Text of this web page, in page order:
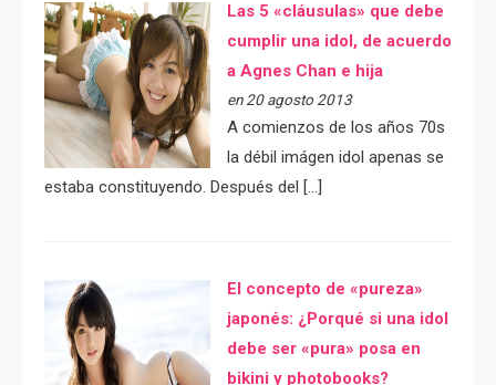
Las 5 «cláusulas» que debe
cumplir una idol, de acuerdo
a Agnes Chan e hija
en 20 agosto 2013
A comienzos de los años 70s
la débil imágen idol apenas se
estaba constituyendo. Después del […]
El concepto de «pureza»
japonés: ¿Porqué si una idol
debe ser «pura» posa en
bikini y photobooks?